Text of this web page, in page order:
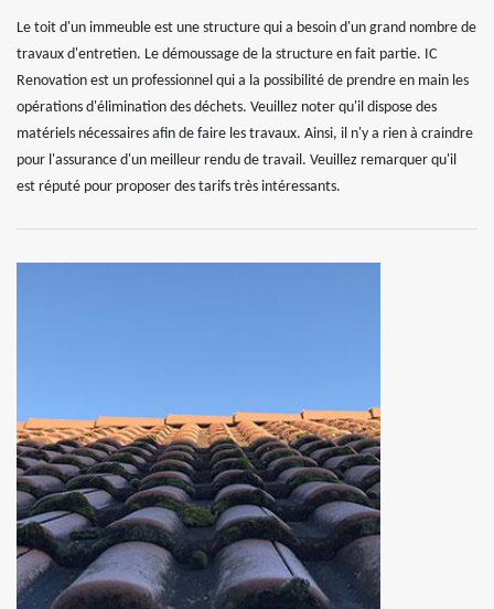
Le toit d'un immeuble est une structure qui a besoin d'un grand nombre de
travaux d'entretien. Le démoussage de la structure en fait partie. IC
Renovation est un professionnel qui a la possibilité de prendre en main les
opérations d'élimination des déchets. Veuillez noter qu'il dispose des
matériels nécessaires afin de faire les travaux. Ainsi, il n'y a rien à craindre
pour l'assurance d'un meilleur rendu de travail. Veuillez remarquer qu'il
est réputé pour proposer des tarifs très intéressants.